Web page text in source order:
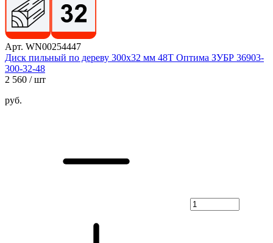
Арт. WN00254447
Диск пильный по дереву 300x32 мм 48T Оптима ЗУБР 36903-
300-32-48
2 560 / шт
руб.